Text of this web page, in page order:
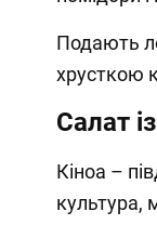
Подають
хрусткою
Салат
Кіноа –
культура,